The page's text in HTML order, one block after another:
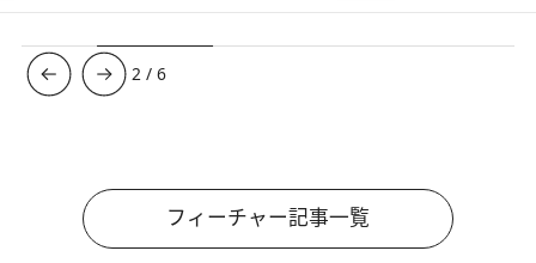
3 /6
フィーチャー記事一覧